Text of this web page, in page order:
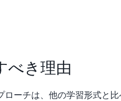
べき理由
ローチは、他の学習形式と